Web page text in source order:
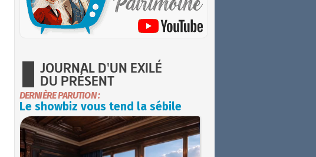
JOURNAL D'UN EXILÉ
DU PRÉSENT
DERNIÈRE PARUTION :
Le showbiz vous tend la sébile